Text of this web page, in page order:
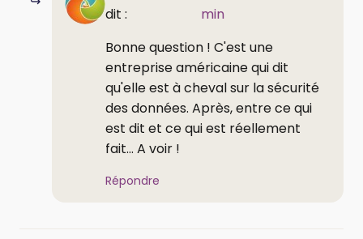
dit :
min
Bonne question ! C'est une
entreprise américaine qui dit
qu'elle est à cheval sur la sécurité
des données. Après, entre ce qui
est dit et ce qui est réellement
fait... A voir !
Répondre